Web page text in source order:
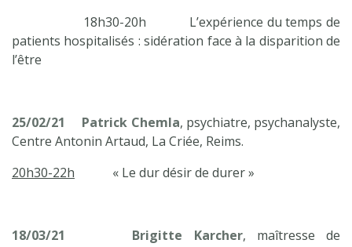
18h30-20h L’expérience du temps de
patients hospitalisés : sidération face à la disparition de
l’être
25/02/21 Patrick Chemla, psychiatre, psychanalyste,
Centre Antonin Artaud, La Criée, Reims.
20h30-22h « Le dur désir de durer »
18/03/21 Brigitte Karcher, maîtresse de